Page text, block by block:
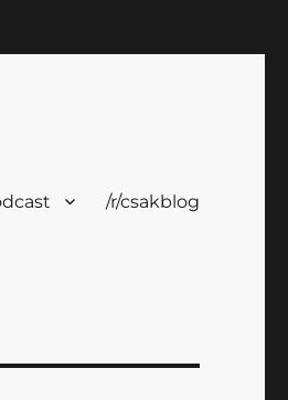
/r/csakblog